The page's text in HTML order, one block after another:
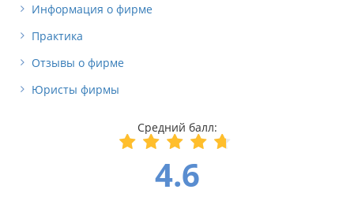
Информация о фирме
Практика
Отзывы о фирме
Юристы фирмы
4.6